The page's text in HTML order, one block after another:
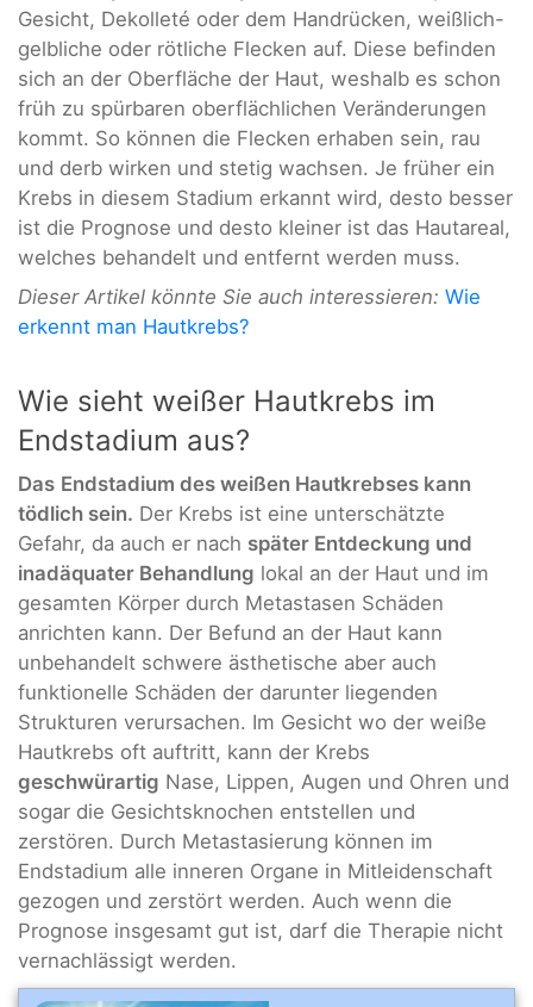
Gesicht, Dekolleté oder dem Handrücken, weißlich-
gelbliche oder rötliche Flecken auf. Diese befinden
sich an der Oberfläche der Haut, weshalb es schon
früh zu spürbaren oberflächlichen Veränderungen
kommt. So können die Flecken erhaben sein, rau
und derb wirken und stetig wachsen. Je früher ein
Krebs in diesem Stadium erkannt wird, desto besser
ist die Prognose und desto kleiner ist das Hautareal,
welches behandelt und entfernt werden muss.
Dieser Artikel könnte Sie auch interessieren: Wie
erkennt man Hautkrebs?
Wie sieht weißer Hautkrebs im
Endstadium aus?
Das Endstadium des weißen Hautkrebses kann
tödlich sein. Der Krebs ist eine unterschätzte
Gefahr, da auch er nach später Entdeckung und
inadäquater Behandlung lokal an der Haut und im
gesamten Körper durch Metastasen Schäden
anrichten kann. Der Befund an der Haut kann
unbehandelt schwere ästhetische aber auch
funktionelle Schäden der darunter liegenden
Strukturen verursachen. Im Gesicht wo der weiße
Hautkrebs oft auftritt, kann der Krebs
geschwürartig Nase, Lippen, Augen und Ohren und
sogar die Gesichtsknochen entstellen und
zerstören. Durch Metastasierung können im
Endstadium alle inneren Organe in Mitleidenschaft
gezogen und zerstört werden. Auch wenn die
Prognose insgesamt gut ist, darf die Therapie nicht
vernachlässigt werden.